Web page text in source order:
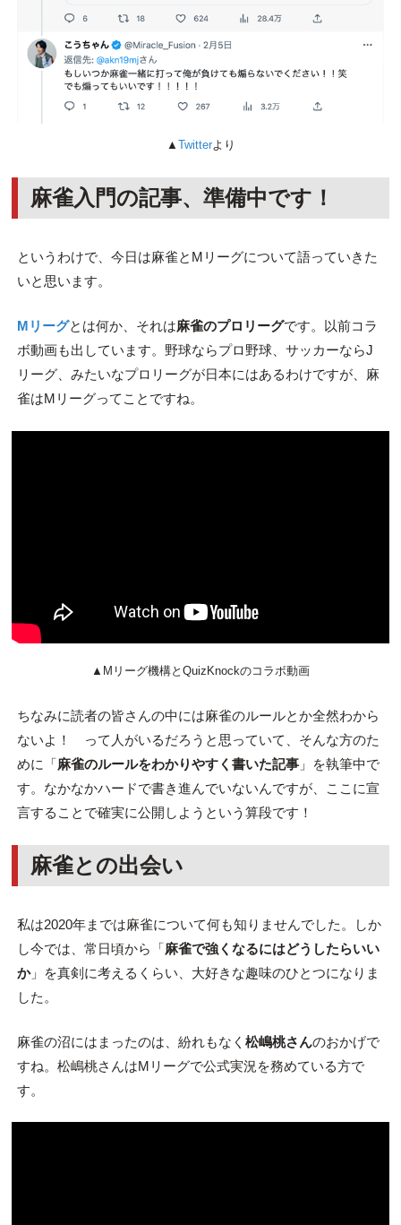
▲ Twitterより
麻雀入門の記事、準備中です！
というわけで、今日は麻雀とMリーグについて語っていきた
いと思います。
Mリーグとは何か、それは麻雀のプロリーグです。以前コラ
ボ動画も出しています。野球ならプロ野球、サッカーならJ
リーグ、みたいなプロリーグが日本にはあるわけですが、麻
雀はMリーグってことですね。
▲Mリーグ機構とQuizKnockのコラボ動画
ちなみに読者の皆さんの中には麻雀のルールとか全然わから
ないよ！ って人がいるだろうと思っていて、そんな方のた
めに「麻雀のルールをわかりやすく書いた記事」を執筆中で
す。なかなかハードで書き進んでいないんですが、ここに宣
言することで確実に公開しようという算段です！
麻雀との出会い
私は2020年までは麻雀について何も知りませんでした。しか
し今では、常日頃から「麻雀で強くなるにはどうしたらいい
か」を真剣に考えるくらい、大好きな趣味のひとつになりま
した。
麻雀の沼にはまったのは、紛れもなく 松嶋桃さんのおかげで
すね。松嶋桃さんはMリーグで公式実況を務めている方で
す。